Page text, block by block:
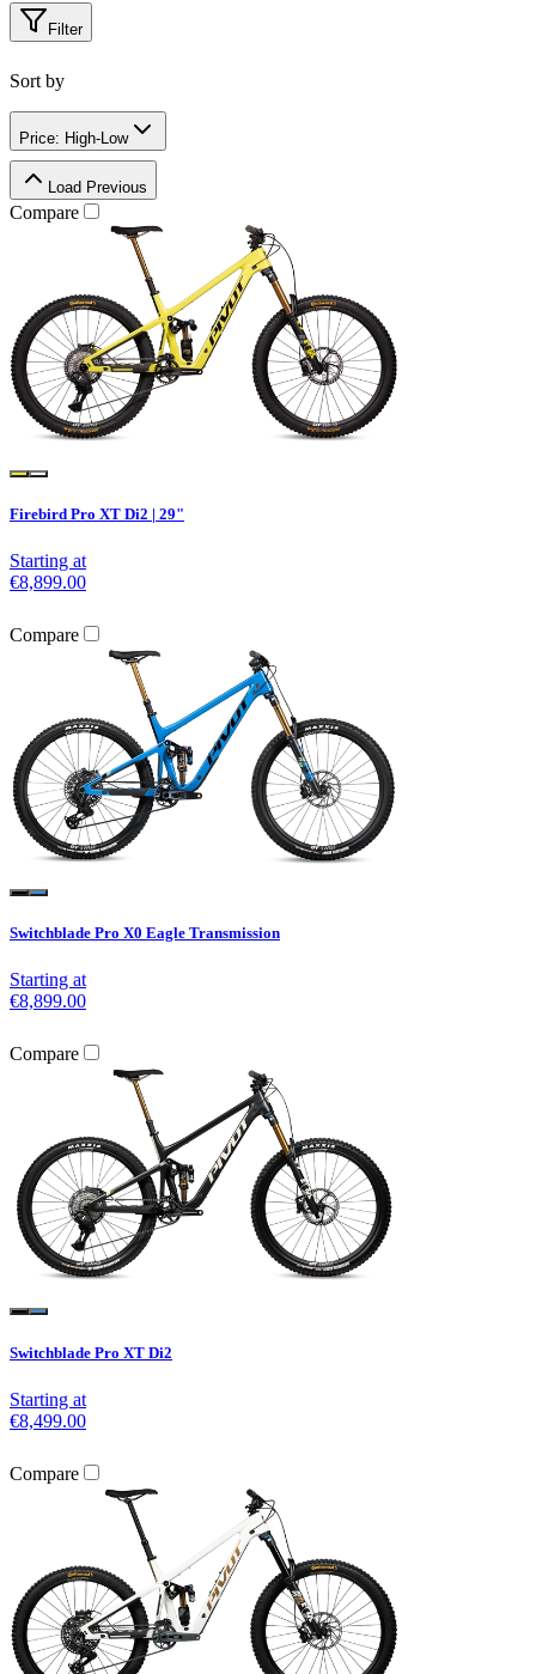
Filter
Sort by
Price: High-Low
Load Previous
Compare
Firebird Pro XT Di2 | 29"
Starting at
€8,899.00
Compare
Switchblade Pro X0 Eagle Transmission
Starting at
€8,899.00
Compare
Switchblade Pro XT Di2
Starting at
€8,499.00
Compare